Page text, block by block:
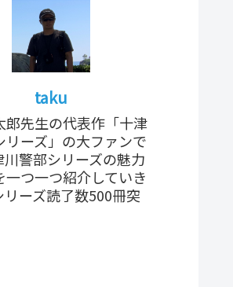
taku
郎先生の代表作「十津
リーズ」の大ファンで
川警部シリーズの魅力
一つ一つ紹介していき
リーズ読了数500冊突